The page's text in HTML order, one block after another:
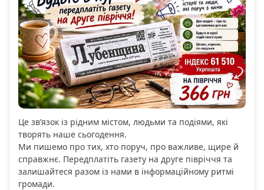
Це зв’язок із рідним містом, людьми та подіями, які
творять наше сьогодення.
Ми пишемо про тих, хто поруч, про важливе, щире й
справжнє. Передплатіть газету на друге півріччя та
залишайтеся разом із нами в інформаційному ритмі
громади.